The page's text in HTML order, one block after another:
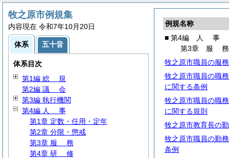
例規名称
■ 第4編
人 事
第3章 服務
牧之原市職員の服
牧之原市職員の職
に関する条例
牧之原市職員の職
に関する規則
牧之原市教育長の
牧之原市職員の勤
条例
牧之原市例規集
内容現在 令和7年10月20日
体系 五十音
体系目次
第1編 総 規
第2編 議 会
第3編 執行機関
第4編 人 事
第1章 定数・任用・定年
第2章 分限・懲戒
第3章 服 務
第4章 研 修